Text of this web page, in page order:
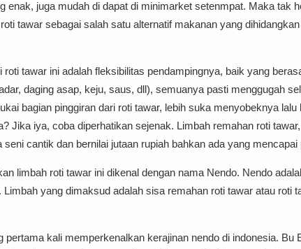
enak, juga mudah di dapat di minimarket setenmpat. Maka tak
tawar sebagai salah satu alternatif makanan yang
tawar ini adalah fleksibilitas pendampingnya, baik yang
daging asap, keju, saus, dll), semuanya pasti menggugah
bagian pinggiran dari roti tawar, lebih suka menyobeknya
Jika iya, coba diperhatikan sejenak. Limbah remahan roti
cantik dan bernilai jutaan rupiah bahkan ada yang mencapai
limbah roti tawar ini dikenal dengan nama Nendo. Nendo
yang dimaksud adalah sisa remahan roti tawar atau roti
kali memperkenalkan kerajinan nendo di indonesia. Bu